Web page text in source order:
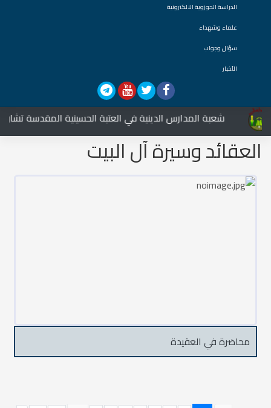
الدراسة الحوزوية الالكترونية
علماء وشهداء
سؤال وجواب
الأخبار
شعبة المدارس الدينية في العتبة الحسينية المقدسة
العقائد وسيرة آل البيت
محاضرة في العقيدة